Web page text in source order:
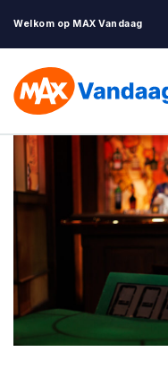
Welkom op MAX Vandaag